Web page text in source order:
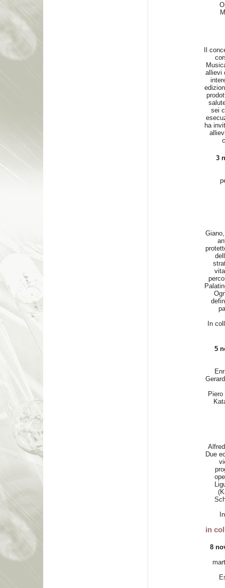
Il
allievi
sei
ha
3
In
5
Due
in
8